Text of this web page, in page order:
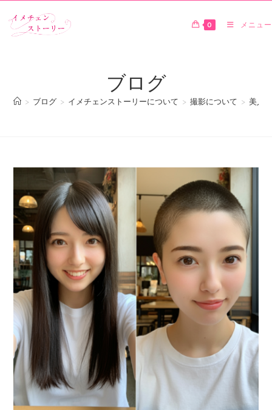
0 メニュー
ブログ
> ブログ > イメチェンストーリーについて > 撮影について > 美人